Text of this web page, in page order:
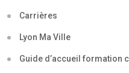
Carrières
Lyon Ma Ville
Guide d’accueil formation